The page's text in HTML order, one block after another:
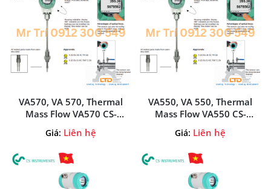
VA570, VA 570, Thermal
Mass Flow VA570 CS-
Flow Meter Insertion
Chuẩn EX CS-Instruments
Giá: Liên hệ
VA550, VA 550, Thermal
Mass Flow VA550 CS-
Flow Meter Insertion
Chuẩn EX CS-Instruments
Giá: Liên hệ